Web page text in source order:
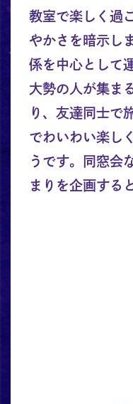
教室で楽しく過
やかさを暗示し
係を中心として
大勢の人が集ま
り、友達同士で
でわいわい楽し
うです。同窓会
まりを企画する